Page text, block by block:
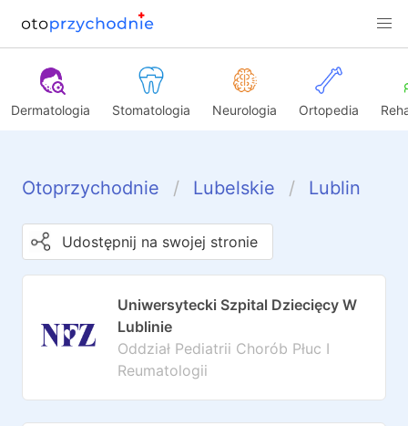
Dermatologia Stomatologia Neurologia Ortopedia
Otoprzychodnie Lubelskie Lublin
Udostępnij na swojej stronie
Uniwersytecki Szpital Dziecięcy W
Lublinie
Oddział Pediatrii Chorób Płuc I
Reumatologii